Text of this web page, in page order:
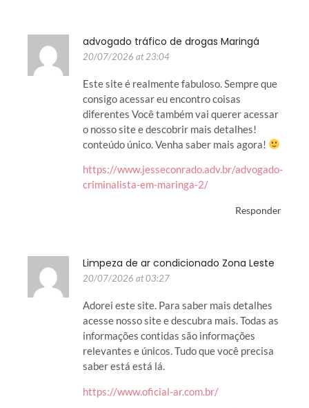
advogado tráfico de drogas Maringá
20/07/2026 at 23:04
Este site é realmente fabuloso. Sempre que
consigo acessar eu encontro coisas
diferentes Você também vai querer acessar
o nosso site e descobrir mais detalhes!
conteúdo único. Venha saber mais agora!
https://www.jesseconrado.adv.br/advogado-
criminalista-em-maringa-2/
Responder
Limpeza de ar condicionado Zona Leste
20/07/2026 at 03:27
Adorei este site. Para saber mais detalhes
acesse nosso site e descubra mais. Todas as
informações contidas são informações
relevantes e únicos. Tudo que você precisa
saber está está lá.
https://www.oficial-ar.com.br/